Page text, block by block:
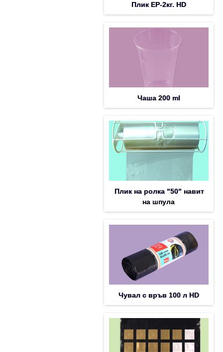
Плик EP-2кг. HD
Чаша 200 ml
Плик на ролка "50" навит
на шпула
Чувал с връв 100 л HD